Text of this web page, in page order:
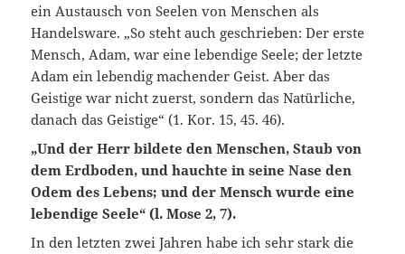
ein Austausch von Seelen von Menschen als
Handelsware. „So steht auch geschrieben: Der erste
Mensch, Adam, war eine lebendige Seele; der letzte
Adam ein lebendig machender Geist. Aber das
Geistige war nicht zuerst, sondern das Natürliche,
danach das Geistige“ (1. Kor. 15, 45. 46).
„Und der Herr bildete den Menschen, Staub von
dem Erdboden, und hauchte in seine Nase den
Odem des Lebens; und der Mensch wurde eine
lebendige Seele“ (l. Mose 2, 7).
In den letzten zwei Jahren habe ich sehr stark die